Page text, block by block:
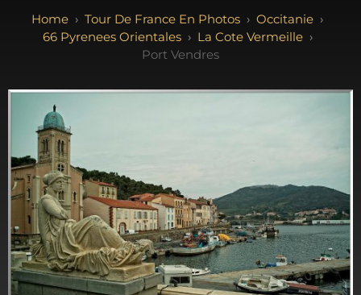
Tour De France En Photos
Occitanie
66 Pyrenees Orientales
La Cote Vermeille
Port Vendres